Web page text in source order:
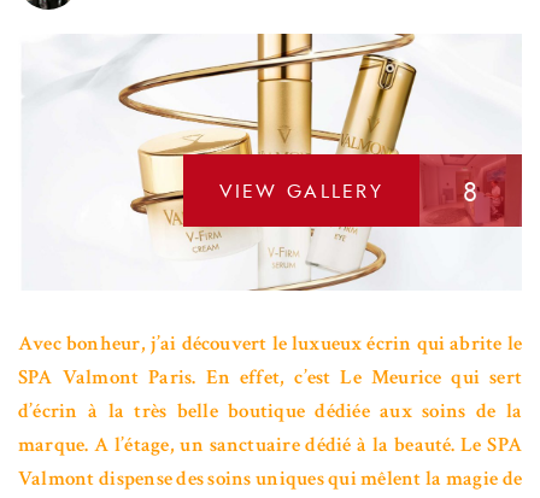
VIEW GALLERY 8
Avec bonheur, j’ai découvert le luxueux écrin qui abrite le
SPA Valmont Paris. En effet, c’est Le Meurice qui sert
d’écrin à la très belle boutique dédiée aux soins de la
marque. A l’étage, un sanctuaire dédié à la beauté. Le SPA
Valmont dispense des soins uniques qui mêlent la magie de